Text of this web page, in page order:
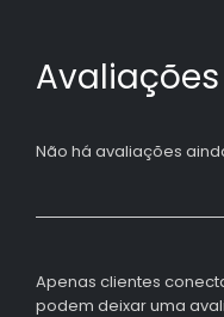
Avaliações
Não há avaliações
Apenas clientes
podem deixar uma